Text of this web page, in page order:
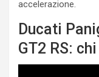
accelerazione.
Ducati
GT2 RS: